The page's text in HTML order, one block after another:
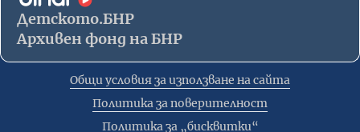
Детското.БНР
Архивен фонд на БНР
Общи условия за използване на сайта
Политика за поверителност
Политика за „бисквитки“